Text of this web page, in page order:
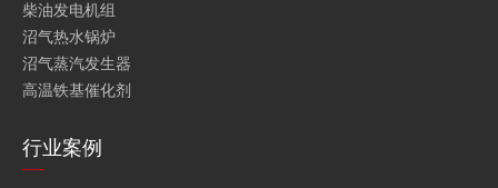
柴油发电机组
沼气热水锅炉
沼气蒸汽发生器
高温铁基催化剂
行业案例